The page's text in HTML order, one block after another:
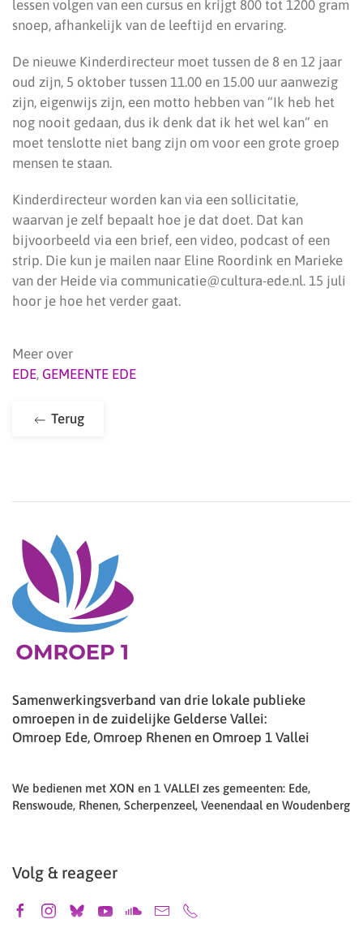
lessen volgen van een cursus en krijgt 800 tot 1200 gram
snoep, afhankelijk van de leeftijd en ervaring.
De nieuwe Kinderdirecteur moet tussen de 8 en 12 jaar
oud zijn, 5 oktober tussen 11.00 en 15.00 uur aanwezig
zijn, eigenwijs zijn, een motto hebben van “Ik heb het
nog nooit gedaan, dus ik denk dat ik het wel kan” en
moet tenslotte niet bang zijn om voor een grote groep
mensen te staan.
Kinderdirecteur worden kan via een sollicitatie,
waarvan je zelf bepaalt hoe je dat doet. Dat kan
bijvoorbeeld via een brief, een video, podcast of een
strip. Die kun je mailen naar Eline Roordink en Marieke
van der Heide via communicatie@cultura-ede.nl. 15 juli
hoor je hoe het verder gaat.
Meer over
EDE, GEMEENTE EDE
Terug
Samenwerkingsverband van drie lokale publieke
omroepen in de zuidelijke Gelderse Vallei:
Omroep Ede, Omroep Rhenen en Omroep 1 Vallei
We bedienen met XON en 1 VALLEI zes gemeenten: Ede,
Renswoude, Rhenen, Scherpenzeel, Veenendaal en Woudenberg
Volg & reageer